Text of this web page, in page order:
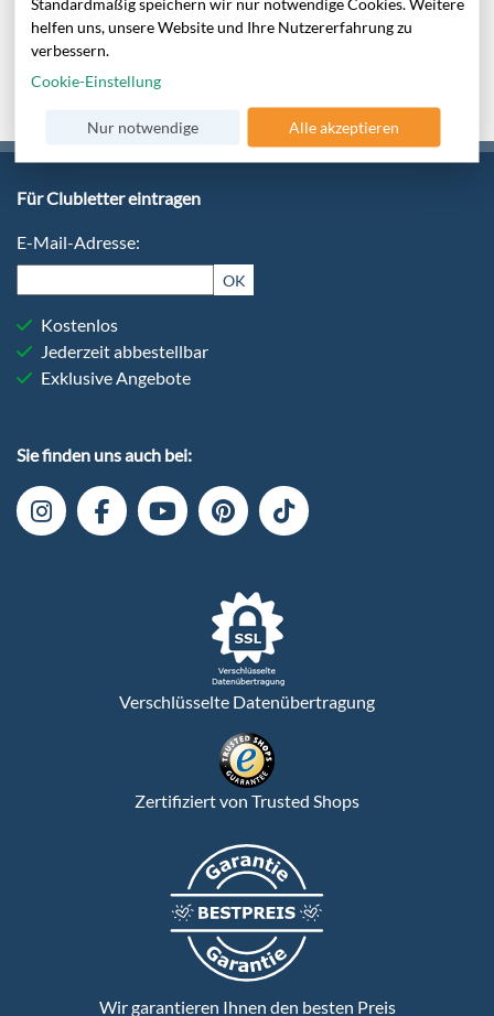
Alle Bewertungen anzeigen
Sie finden uns auch bei:
Verschlüsselte Datenübertragung
Zertifiziert von Trusted Shops
Wir garantieren Ihnen den besten Preis
Für Clubletter eintragen
E-Mail-Adresse:
OK
Kostenlos
Jederzeit abbestellbar
Exklusive Angebote
helfen uns, unsere Website und Ihre Nutzererfahrung zu
verbessern.
Cookie-Einstellung
Nur notwendige Alle akzeptieren